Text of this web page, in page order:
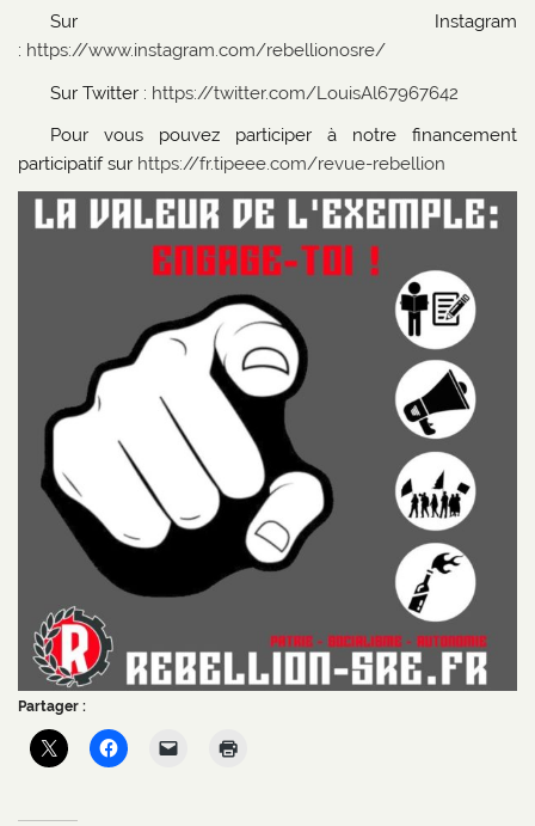
Sur Instagram
: https://www.instagram.com/rebellionosre/
Sur Twitter : https://twitter.com/LouisAl67967642
Pour vous pouvez participer à notre financement
participatif sur https://fr.tipeee.com/revue-rebellion
Partager :